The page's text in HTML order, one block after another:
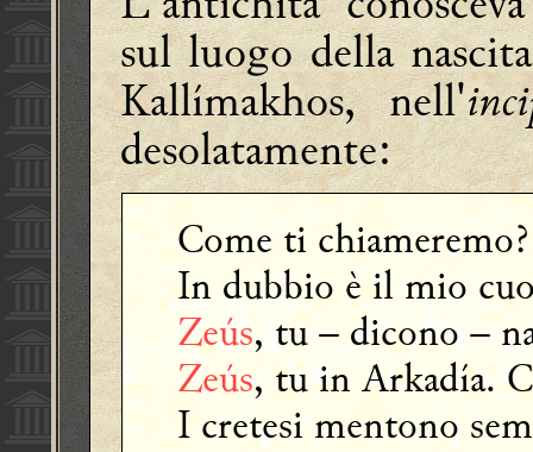
sul luogo della
Kallímakhos, nell'
desolatamente:
Come ti
In dubbio è il mio
Zeús, tu – dicono –
Zeús, tu in Arkadía.
I cretesi mentono